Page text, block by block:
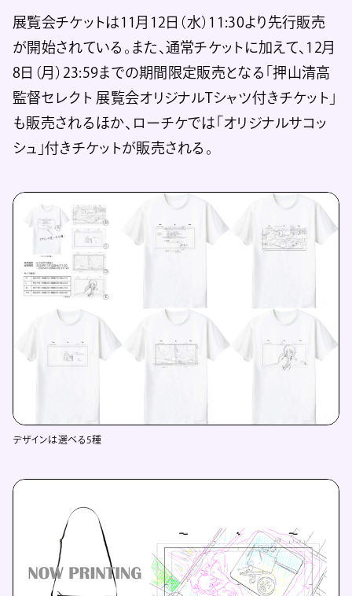
展覧会チケットは11月12日（水）11:30より先行販売
が開始されている。また、通常チケットに加えて、12月
8日（月）23:59までの期間限定販売となる「押山清高
監督セレクト 展覧会オリジナルTシャツ付きチケット」
も販売されるほか、ローチケでは「オリジナルサコッ
シュ」付きチケットが販売される。
デザインは選べる5種